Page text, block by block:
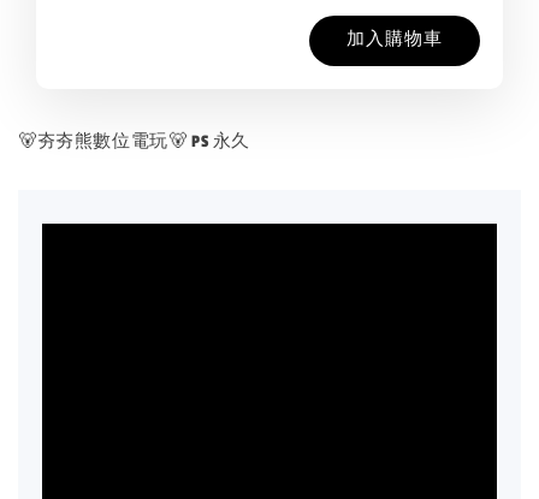
加入購物車
🐻夯夯熊數位電玩🐻 PS 永久